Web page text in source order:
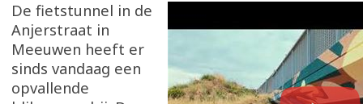
De fietstunnel in de
Anjerstraat in
Meeuwen heeft er
sinds vandaag een
opvallende